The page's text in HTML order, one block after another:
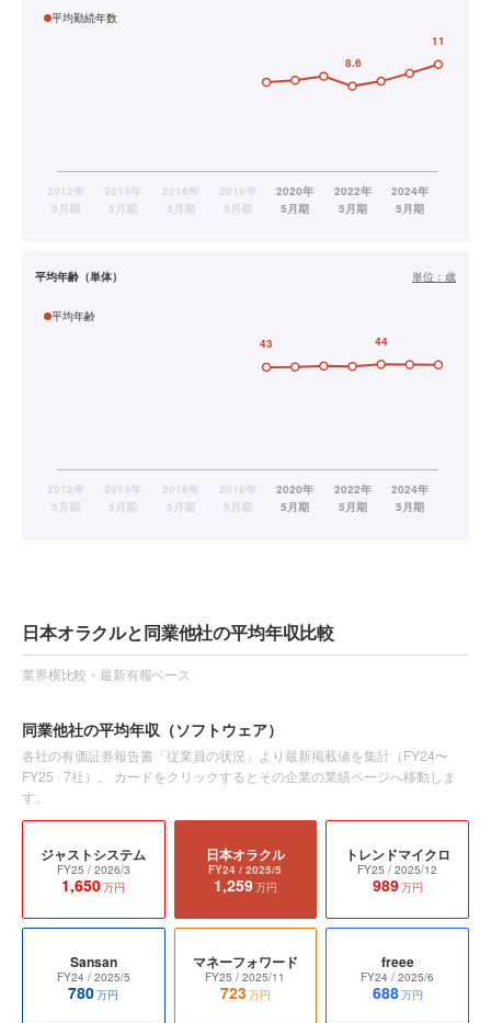
平均勤続年数
平均年齢（単体） 単位： 歳
平均年齢
日本オラクルと同業他社の平均年収比較
業界横比較・最新有報ベース
同業他社の平均年収 （ソフトウェア）
各社の有価証券報告書「従業員の状況」より最新掲載値を集計（FY24〜
FY25 · 7社）。 カードをクリックするとその企業の業績ページへ移動しま
す。
ジャストシステム
FY25 / 2026/3
1,650万円
日本オラクル
FY24 / 2025/5
1,259万円
トレンドマイクロ
FY25 / 2025/12
989万円
Sansan
FY24 / 2025/5
780万円
マネーフォワード
FY25 / 2025/11
723万円
freee
FY24 / 2025/6
688万円